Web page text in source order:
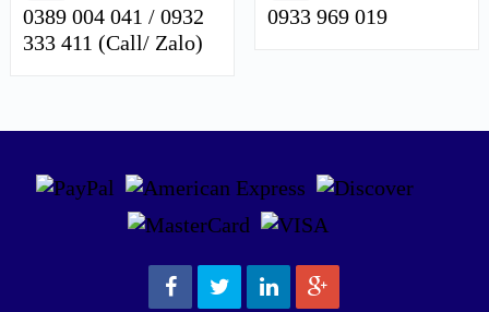
0389 004 041 / 0932
333 411 (Call/ Zalo)
0933 969 019